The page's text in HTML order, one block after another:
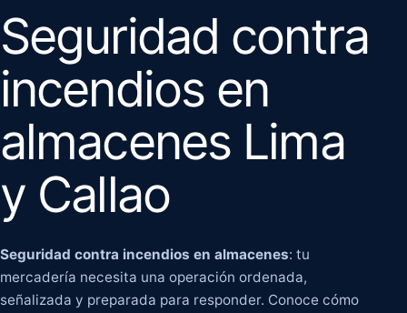
Seguridad contra
incendios en
almacenes Lima
y Callao
Seguridad contra incendios en almacenes: tu
mercadería necesita una operación ordenada,
señalizada y preparada para responder. Conoce cómo